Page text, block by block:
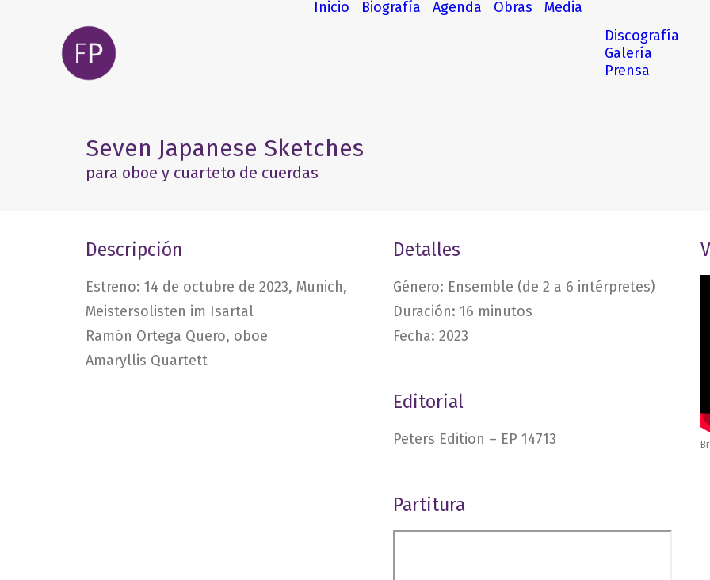
Inicio Biografía Agenda Obras
Media
Discografía
Galería
Prensa
Seven Japanese Sketches
para oboe y cuarteto de cuerdas
Descripción
Estreno: 14 de octubre de 2023, Munich,
Meistersolisten im Isartal
Ramón Ortega Quero, oboe
Amaryllis Quartett
Detalles
Género: Ensemble (de 2 a 6 intérpretes)
Duración: 16 minutos
Fecha: 2023
Editorial
Peters Edition – EP 14713
Partitura